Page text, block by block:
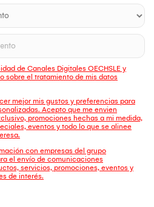
de Canales Digitales OECHSLE y
sobre el tratamiento de mis datos
mejor mis gustos y preferencias para
Acepto que me envien
promociones hechas a mi medida,
eventos y todo lo que se alinee
con empresas del grupo
el envío de comunicaciones
servicios, promociones, eventos y
de interés.